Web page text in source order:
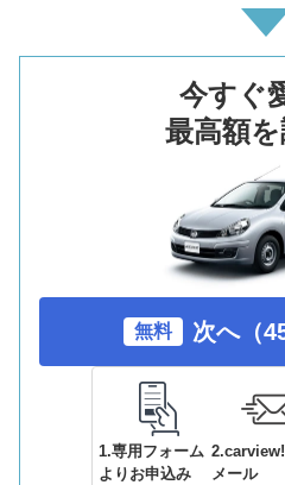
今すぐ
最高額
無料 次へ（
1.専用フォーム
よりお申込み
メール